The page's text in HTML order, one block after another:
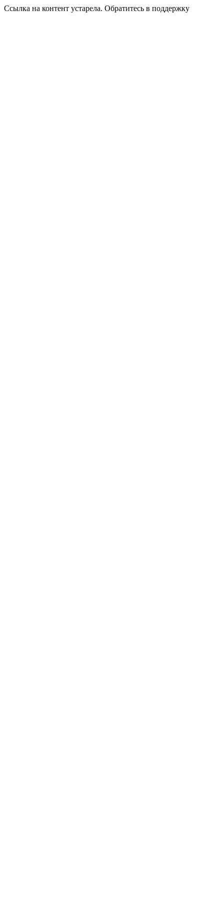
Ссылка на контент устарела. Обратитесь в поддержку